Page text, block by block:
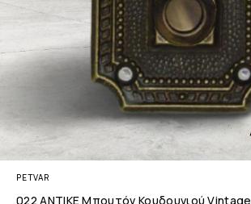
PETVAR
022 ΑΝΤΙΚΕ Μπουτόν Κουδουνιού Vintage